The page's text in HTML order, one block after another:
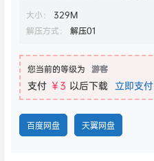
大小： 329M
解压方式：
解压01
您当前的等级为 游客
支付 ￥3 以后下载 立即支付
百度网盘 天翼网盘